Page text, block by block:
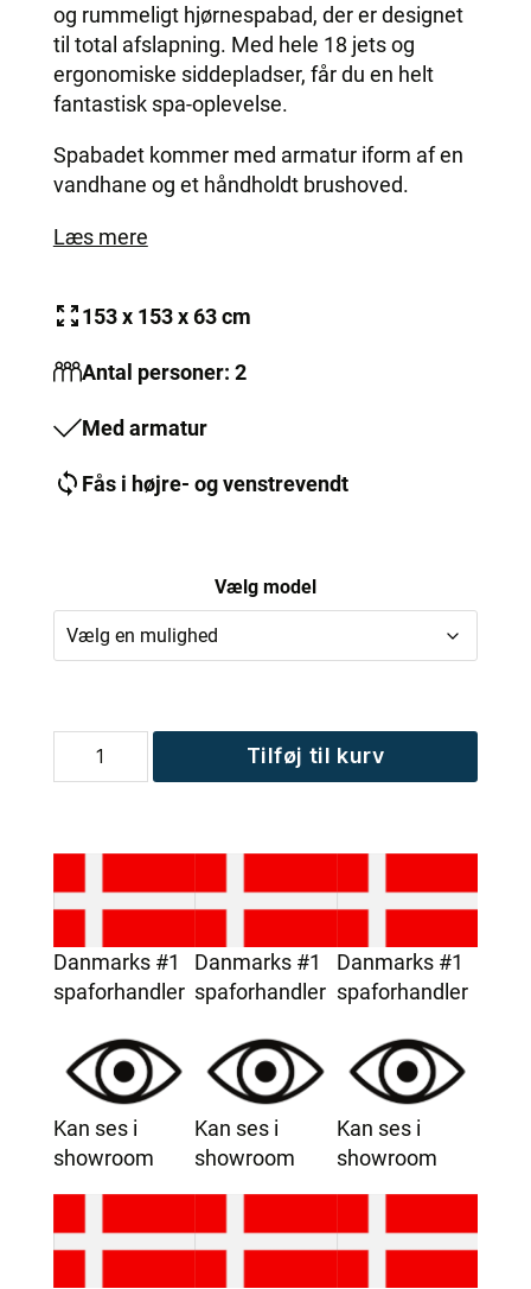
og rummeligt hjørnespabad, der er designet
til total afslapning. Med hele 18 jets og
ergonomiske siddepladser, får du en helt
fantastisk spa-oplevelse.
Spabadet kommer med armatur iform af en
vandhane og et håndholdt brushoved.
Læs mere
153 x 153 x 63 cm
Antal personer: 2
Med armatur
Fås i højre- og venstrevendt
Vælg model
antal
Tilføj til kurv
Danmarks #1
spaforhandler
Kan ses i
showroom
Danmarks #1
spaforhandler
Kan ses i
showroom
Danmarks #1
spaforhandler
Kan ses i
showroom